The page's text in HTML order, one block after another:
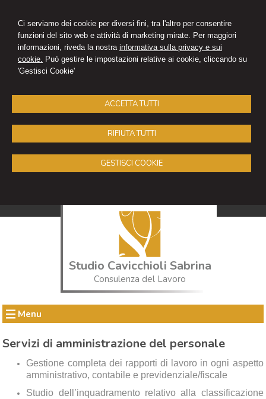
Ci serviamo dei cookie per diversi fini, tra l'altro per consentire
funzioni del sito web e attività di marketing mirate. Per maggiori
informazioni, riveda la nostra informativa sulla privacy e sui
cookie. Può gestire le impostazioni relative ai cookie, cliccando su
'Gestisci Cookie'
ACCETTA TUTTI
RIFIUTA TUTTI
GESTISCI COOKIE
Studio Cavicchioli Sabrina
Consulenza del Lavoro
Menu
Servizi di amministrazione del personale
Gestione completa dei rapporti di lavoro in ogni aspetto
amministrativo, contabile e previdenziale/fiscale
Studio dell’inquadramento relativo alla classificazione